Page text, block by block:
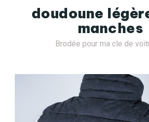
doudoune
manches
Brodée pour ma cle de